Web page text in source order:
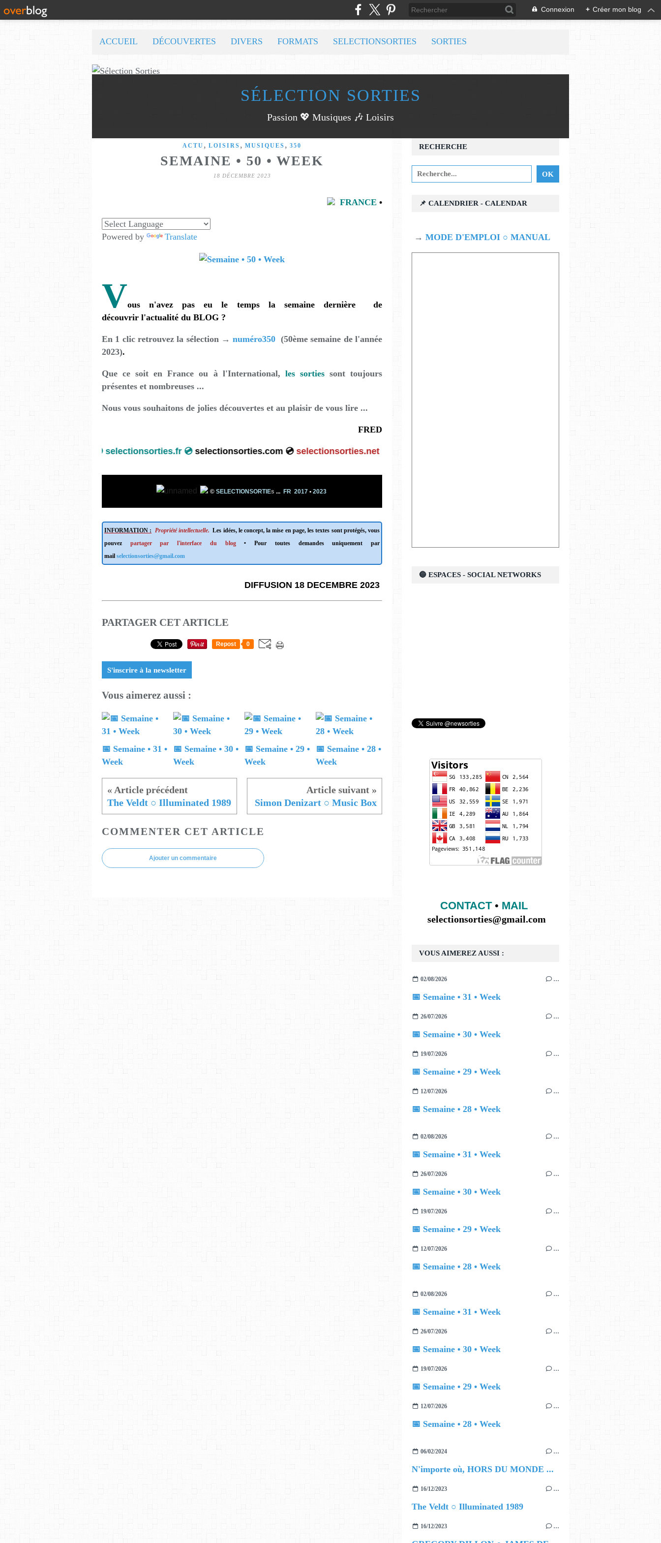
Connexion + Créer mon blog
SÉLECTION SORTIES
Passion 💖 Musiques 🎶 Loisirs
ACCUEIL DÉCOUVERTES DIVERS FORMATS SELECTIONSORTIES SORTIES
ACTU , LOISIRS , MUSIQUES , 350
SEMAINE • 50 • WEEK
18 DÉCEMBRE 2023
FRANCE •
Powered by Translate
Vous n'avez pas eu le temps la semaine dernière de
découvrir l'actualité du BLOG ?
En 1 clic retrouvez la sélection → numéro350 (50ème semaine de l'année
2023).
Que ce soit en France ou à l'International, les sortiessont toujours
présentes et nombreuses ...
Nous vous souhaitons de jolies découvertes et au plaisir de vous lire ...
FRED
💿 selectionsorties.fr 💿 selectionsorties.com 💿 selectionsorties.net 💿
© SELECTIONSORTIEs ... FR 2017 • 2023
INFORMATION : Propriété intellectuelle. Les idées, le concept, la mise en page, les textes sont protégés, vous
pouvez partager par l'interface du blog• Pour toutes demandes uniquement par
mail selectionsorties@gmail.com
DIFFUSION 18 DECEMBRE 2023
PARTAGER CET ARTICLE
Repost 0
S'inscrire à la newsletter
Vous aimerez aussi :
📅 Semaine • 31 •
Week
📅 Semaine • 30 •
Week
📅 Semaine • 29 •
Week
📅 Semaine • 28 •
Week
The Veldt ○ Illuminated 1989 Simon Denizart ○ Music Box
COMMENTER CET ARTICLE
Ajouter un commentaire
RECHERCHE
VOUS AIMEREZ AUSSI :
02/08/2026 …
📅 Semaine • 31 • Week
26/07/2026 …
📅 Semaine • 30 • Week
19/07/2026 …
📅 Semaine • 29 • Week
12/07/2026 …
📅 Semaine • 28 • Week
02/08/2026 …
📅 Semaine • 31 • Week
26/07/2026 …
📅 Semaine • 30 • Week
19/07/2026 …
📅 Semaine • 29 • Week
12/07/2026 …
📅 Semaine • 28 • Week
02/08/2026 …
📅 Semaine • 31 • Week
26/07/2026 …
📅 Semaine • 30 • Week
19/07/2026 …
📅 Semaine • 29 • Week
12/07/2026 …
📅 Semaine • 28 • Week
06/02/2024 …
N'importe où, HORS DU MONDE ...
16/12/2023 …
The Veldt ○ Illuminated 1989
16/12/2023 …
📌 CALENDRIER - CALENDAR
→ MODE D'EMPLOI ○ MANUAL
🔵 ESPACES - SOCIAL NETWORKS
CONTACT• MAIL
selectionsorties@gmail.com